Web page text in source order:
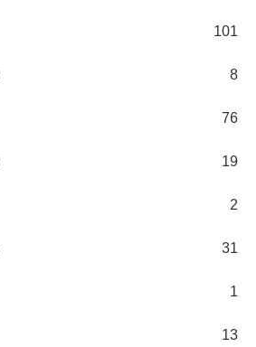
101
8
76
19
2
31
1
13